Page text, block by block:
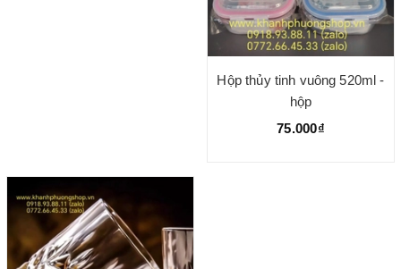
Hộp thủy tinh vuông 520ml -
hộp
75.000₫